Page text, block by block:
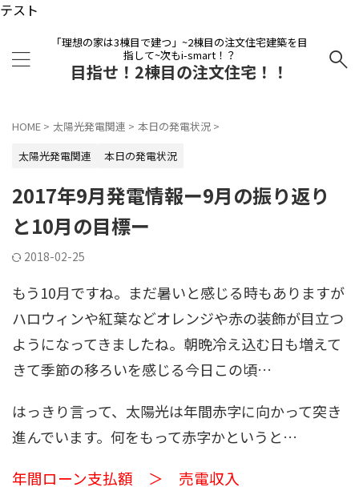
テスト
「理想の家は3棟目で建つ」~2棟目の注文住宅建築を目
指して~次もi-smart！？
目指せ！2棟目の注文住宅！！
HOME > 太陽光発電関連 > 本日の発電状況 >
太陽光発電関連
本日の発電状況
2017年9月発電情報ー9月の振り返り
と10月の目標ー
2018-02-25
もう10月ですね。まだ暑いと感じる時もありますが
ハロウィンや紅葉などオレンジや赤の装飾が目立つ
ようになってきましたね。朝晩冷え込む日も増えて
きて季節の移ろいを感じる今日この頃…
はっきり言って、太陽光は年間赤字に向かって突き
進んでいます。何をもって赤字かというと…
年間ローン支払額 ＞ 売電収入